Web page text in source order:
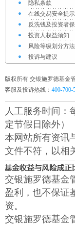
隐私条款
在线交易安全提示
反洗钱及投资者
投资人权益须知
风险等级划分方
投诉与建议
版权所有 交银施罗德基金
客服及投诉热线： 400-700-
人工服务时间：
定节假日除外）
本网站所有资讯
文件不符，以相
交银施罗德基金
盈利，也不保证
资。
交银施罗德基金